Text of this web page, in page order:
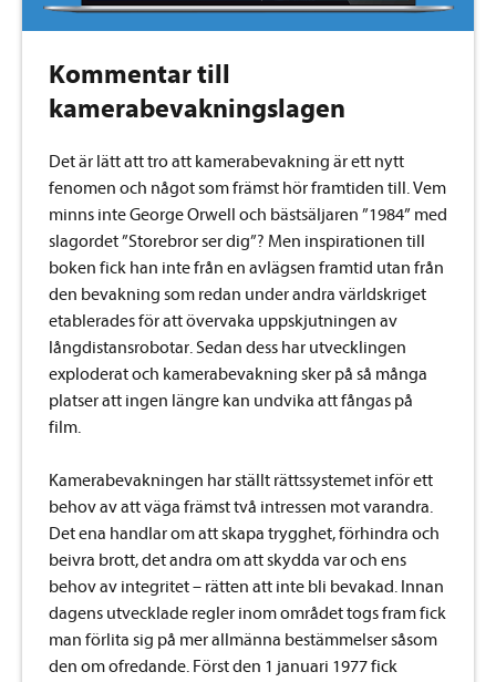
Kommentar till
kamerabevakningslagen
Det är lätt att tro att kamerabevakning är ett nytt
fenomen och något som främst hör framtiden till. Vem
minns inte George Orwell och bästsäljaren ”1984” med
slagordet ”Storebror ser dig”? Men inspirationen till
boken fick han inte från en avlägsen framtid utan från
den bevakning som redan under andra världskriget
etablerades för att övervaka uppskjutningen av
långdistansrobotar. Sedan dess har utvecklingen
exploderat och kamerabevakning sker på så många
platser att ingen längre kan undvika att fångas på
film.
Kamerabevakningen har ställt rättssystemet inför ett
behov av att väga främst två intressen mot varandra.
Det ena handlar om att skapa trygghet, förhindra och
beivra brott, det andra om att skydda var och ens
behov av integritet – rätten att inte bli bevakad. Innan
dagens utvecklade regler inom området togs fram fick
man förlita sig på mer allmänna bestämmelser såsom
den om ofredande. Först den 1 januari 1977 fick